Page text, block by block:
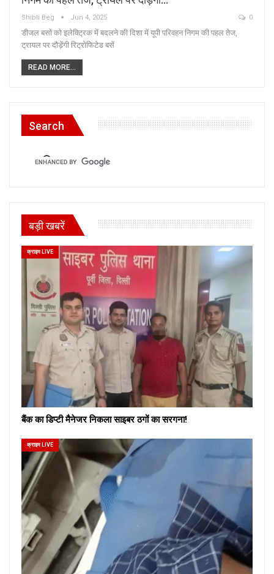
Shibli Beg Jun 4, 2025 0
डीजल बसों को इलेक्ट्रिक में बदलने की दिशा में यूपी परिवहन निगम की पहल तेज,
ट्रायल पर दौड़ेंगी रिट्रोफिटेड बसें
READ MORE...
Search
बड़ी खबरें
क्राइम LIVE
बैंक का डिप्टी मैनेजर निकला साइबर ठगों का सरगना!
क्राइम LIVE